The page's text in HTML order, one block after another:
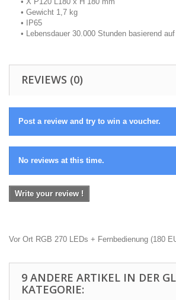
• Gewicht 1,7 kg
• IP65
• Lebensdauer 30.000 Stunden basierend
REVIEWS (0)
Post a review and try to win a voucher.
No reviews at this time.
Write your review !
Vor Ort RGB 270 LEDs + Fernbedienung (180
9 ANDERE ARTIKEL IN DER
KATEGORIE: